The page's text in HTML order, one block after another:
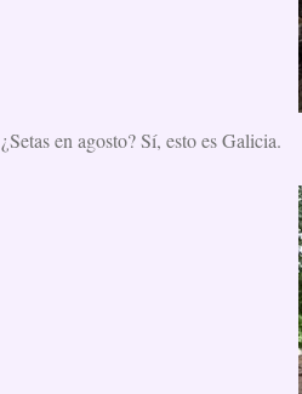
¿Setas en agosto? Sí, esto es Galicia.